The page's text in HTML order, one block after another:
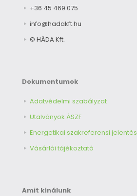
+36 45 469 075
info@hadakft.hu
© HÁDA Kft.
Dokumentumok
Adatvédelmi szabályzat
Utalványok ÁSZF
Energetikai szakreferensi jelentés
Vásárlói tájékoztató
Amit kínálunk